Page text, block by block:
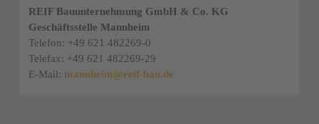
REIF Bauunternehmung GmbH & Co. KG
Geschäftsstelle Mannheim
Telefon: +49 621 482269-0
Telefax: +49 621 482269-29
E-Mail: mannheim@reif-bau.de